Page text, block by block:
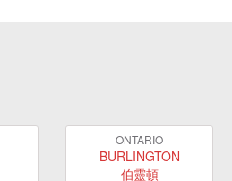
ONTARIO
BURLINGTON
伯靈頓